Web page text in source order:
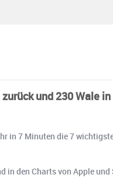
und 230 Wale
in 7 Minuten die 7
in den Charts von Apple